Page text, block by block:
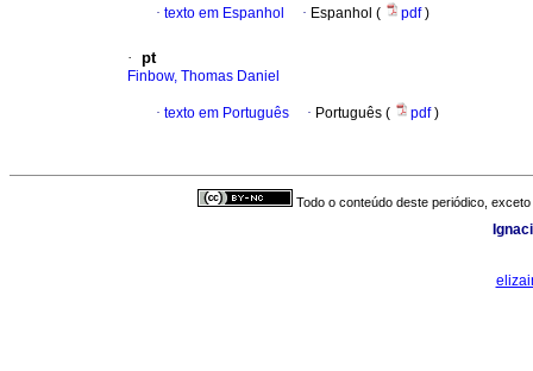
· texto em Espanhol · Espanhol ( pdf)
· pt
Finbow, Thomas Daniel
· texto em Português · Português ( pdf)
Todo o conteúdo deste periódico,